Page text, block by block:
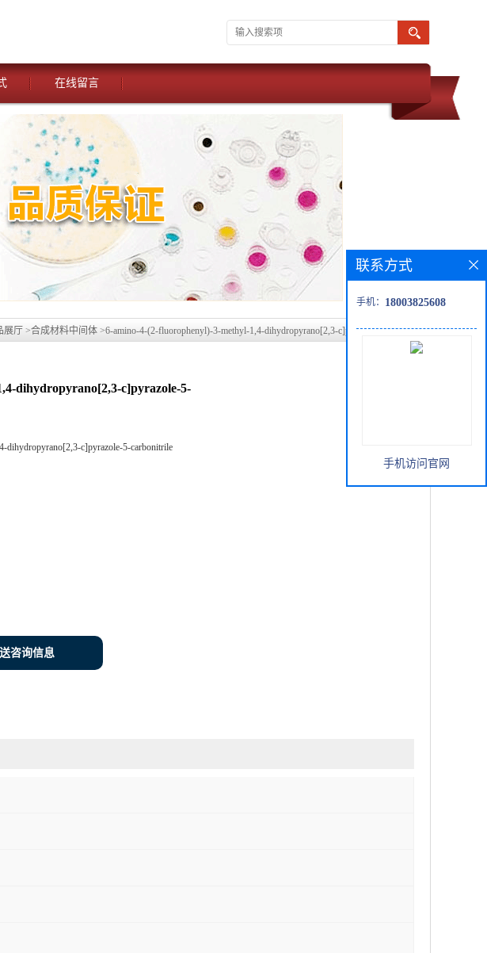
在线留言
展厅 >合成材料中间体 >6-amino-4-(2-fluorophenyl)-3-methyl-1,4-dihydropyrano[2,3-c]pyrazole-5-
dihydropyrano[2,3-c]pyrazole-5-
dihydropyrano[2,3-c]pyrazole-5-carbonitrile
咨询信息
联系方式
手机： 18003825608
手机访问官网